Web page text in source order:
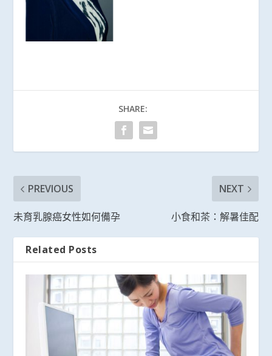
SHARE:
PREVIOUS
未育乳腺癌女性如何備孕
NEXT
小食和茶：解暑佳配
Related Posts